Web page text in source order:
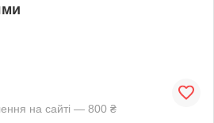
на сайті — 800 ₴